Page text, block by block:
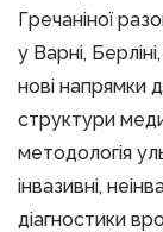
Гречаніної
у Варні,
нові напрямки
структури
методологія
інвазивні,
діагностики